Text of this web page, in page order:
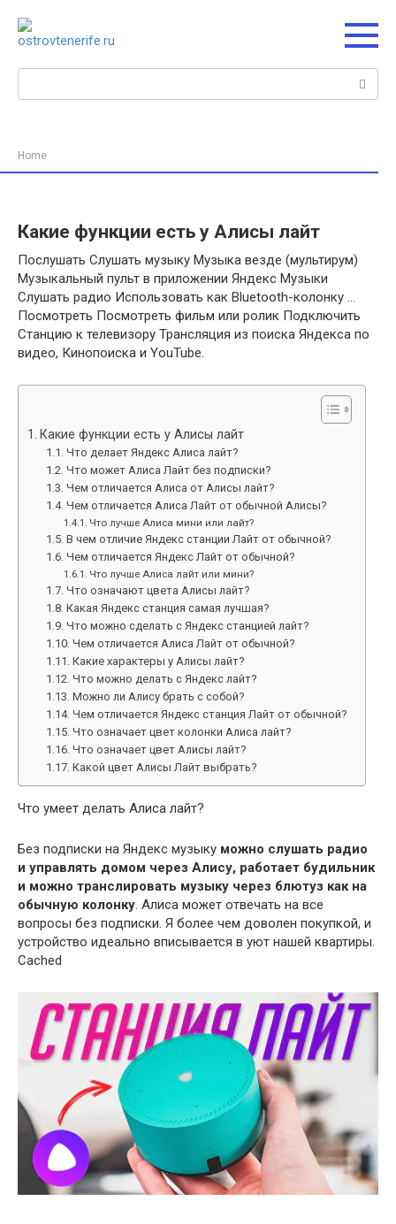
контенту
Поиск:
Home
Какие функции есть у Алисы лайт
Послушать Слушать музыку Музыка везде (мультирум)
Музыкальный пульт в приложении Яндекс Музыки
Слушать радио Использовать как Bluetooth-колонку …
Посмотреть Посмотреть фильм или ролик Подключить
Станцию к телевизору Трансляция из поиска Яндекса по
видео, Кинопоиска и YouTube.
Какие функции есть у Алисы лайт
Что делает Яндекс Алиса лайт?
Что может Алиса Лайт без подписки?
Чем отличается Алиса от Алисы лайт?
Чем отличается Алиса Лайт от обычной Алисы?
Что лучше Алиса мини или лайт?
В чем отличие Яндекс станции Лайт от обычной?
Чем отличается Яндекс Лайт от обычной?
Что лучше Алиса лайт или мини?
Что означают цвета Алисы лайт?
Какая Яндекс станция самая лучшая?
Что можно сделать с Яндекс станцией лайт?
Чем отличается Алиса Лайт от обычной?
Какие характеры у Алисы лайт?
Что можно делать с Яндекс лайт?
Можно ли Алису брать с собой?
Чем отличается Яндекс станция Лайт от обычной?
Что означает цвет колонки Алиса лайт?
Что означает цвет Алисы лайт?
Какой цвет Алисы Лайт выбрать?
Что умеет делать Алиса лайт?
Без подписки на Яндекс музыку можно слушать радио
и управлять домом через Алису, работает будильник
и можно транслировать музыку через блютуз как на
обычную колонку. Алиса может отвечать на все
вопросы без подписки. Я более чем доволен покупкой, и
устройство идеально вписывается в уют нашей квартиры.
Cached